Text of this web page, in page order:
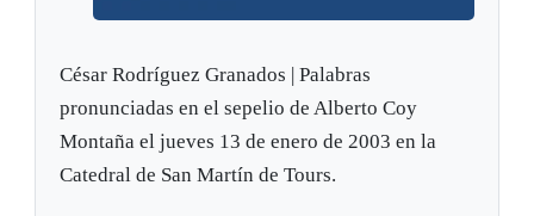
César Rodríguez Granados | Palabras
pronunciadas en el sepelio de Alberto Coy
Montaña el jueves 13 de enero de 2003 en la
Catedral de San Martín de Tours.